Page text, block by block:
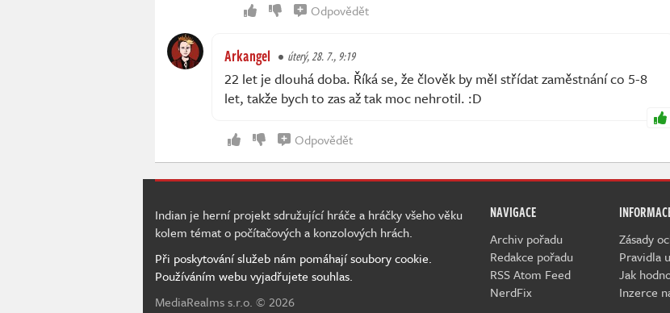
Odpovědět
Arkangel úterý, 28. 7., 9:19
22 let je dlouhá doba. Říká se, že člověk by měl střídat zaměstnání co 5-8
let, takže bych to zas až tak moc nehrotil. :D
Odpovědět
NAVIGACE
Archiv pořadu
Redakce pořadu
RSS Atom Feed
NerdFix
Zásady
Pravidla
Jak
Inzerce
Indian je herní projekt sdružující hráče a hráčky všeho věku
kolem témat o počítačových a konzolových hrách.
Při poskytování služeb nám pomáhají soubory cookie.
Používáním webu vyjadřujete souhlas.
MediaRealms s.r.o. © 2026